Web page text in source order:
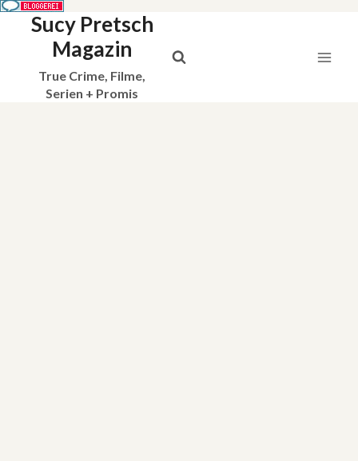
Sucy Pretsch
Magazin
True Crime, Filme,
Serien + Promis